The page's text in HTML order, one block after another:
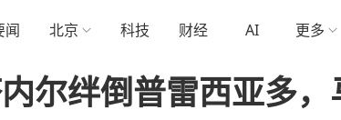
闻 北京 科技 财经 AI 更多
尔绊倒普雷西亚多